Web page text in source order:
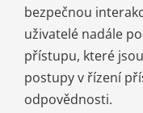
bezpečnou
uživatelé nadále
přístupu, které
postupy v řízení
odpovědnosti.